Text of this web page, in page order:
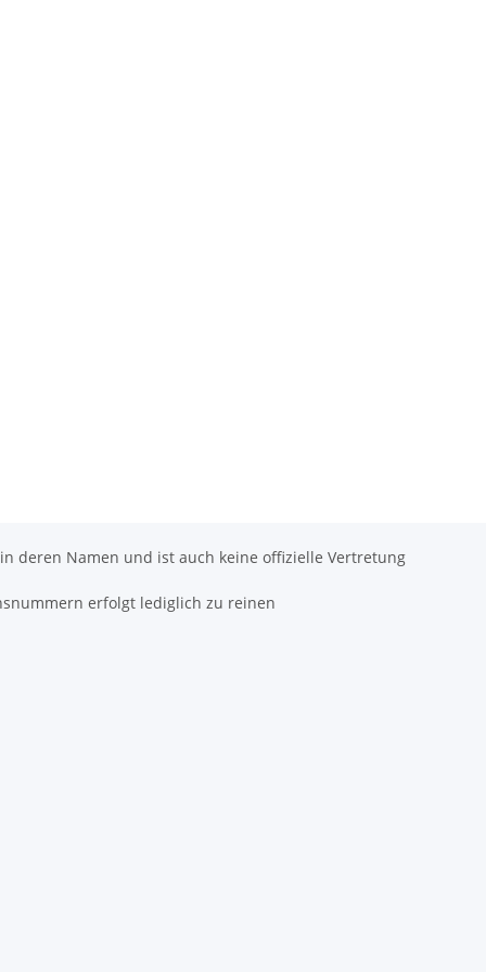
deren Namen und ist auch keine offizielle Vertretung
erfolgt lediglich zu reinen